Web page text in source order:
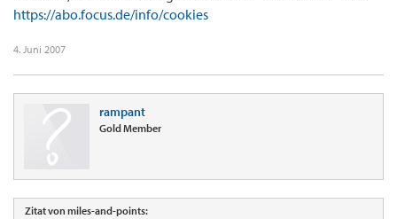
https://abo.focus.de/info/cookies
4. Juni 2007
rampant
Gold Member
Zitat von miles-and-points: